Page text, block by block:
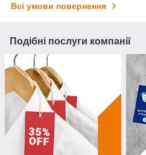
Всі умови повернення
Подібні послуги компанії